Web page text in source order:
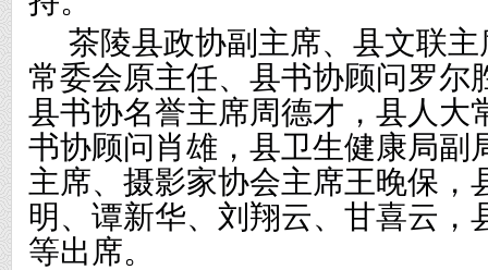
茶陵县政协副主席、县文联主
常委会原主任、县书协顾问罗尔
县书协名誉主席周德才，县人大
书协顾问肖雄，县卫生健康局副
主席、摄影家协会主席王晚保，
明 、 谭新华、 刘翔云、 甘喜云，
等出席。